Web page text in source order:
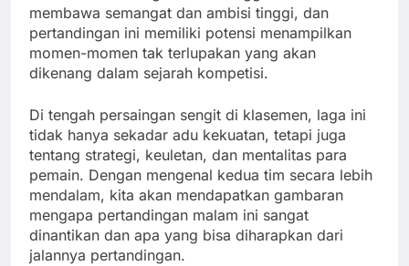
membawa semangat dan ambisi tinggi, dan
pertandingan ini memiliki potensi menampilkan
momen-momen tak terlupakan yang akan
dikenang dalam sejarah kompetisi.
Di tengah persaingan sengit di klasemen, laga ini
tidak hanya sekadar adu kekuatan, tetapi juga
tentang strategi, keuletan, dan mentalitas para
pemain. Dengan mengenal kedua tim secara lebih
mendalam, kita akan mendapatkan gambaran
mengapa pertandingan malam ini sangat
dinantikan dan apa yang bisa diharapkan dari
jalannya pertandingan.